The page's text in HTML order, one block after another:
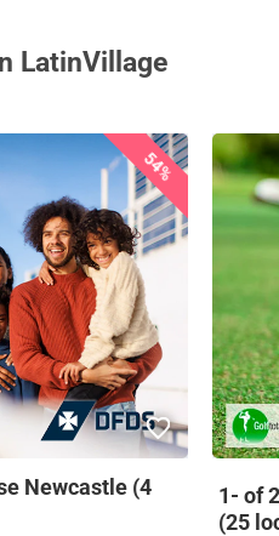
LatinVillage
54%
Newcastle (4
1- of
(25